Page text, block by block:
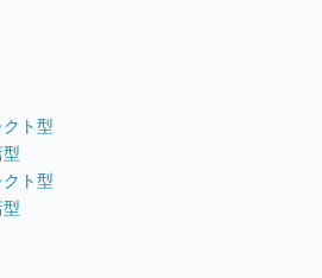
ト型
ト型